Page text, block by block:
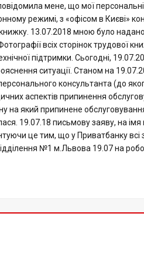
мене, що мої персональні
режимі, з «офісом в Києві»
13.07.2018 мною було надано
всіх сторінок трудової
підтримки. Сьогодні,
ситуації. Станом на
консультанта (до
аспектів припинення
на який припинене
19.07.18 письмову заяву, на імя
це тим, що у Приватбанку всі
№1 м.Львова 19.07 на